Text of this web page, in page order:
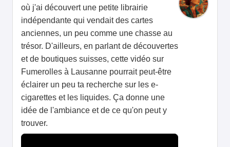
où j'ai découvert une petite librairie
indépendante qui vendait des cartes
anciennes, un peu comme une chasse au
trésor. D'ailleurs, en parlant de découvertes
et de boutiques suisses, cette vidéo sur
Fumerolles à Lausanne pourrait peut-être
éclairer un peu ta recherche sur les e-
cigarettes et les liquides. Ça donne une
idée de l'ambiance et de ce qu'on peut y
trouver.